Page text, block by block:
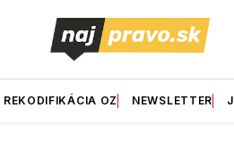
REKODIFIKÁCIA OZ NEWSLETTER